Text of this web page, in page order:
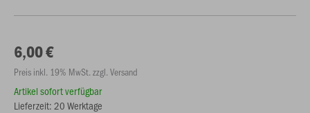
6,00 €
Preis inkl. 19% MwSt. zzgl. Versand
Artikel sofort verfügbar
Lieferzeit: 20 Werktage